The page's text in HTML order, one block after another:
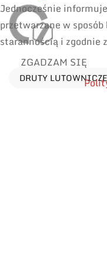
DRUTY LUTOWNICZE
Jednocześnie
przetwarzane w
starannością i zgodnie
ZGADZAM SIĘ